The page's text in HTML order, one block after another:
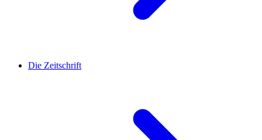
Die Zeitschrift